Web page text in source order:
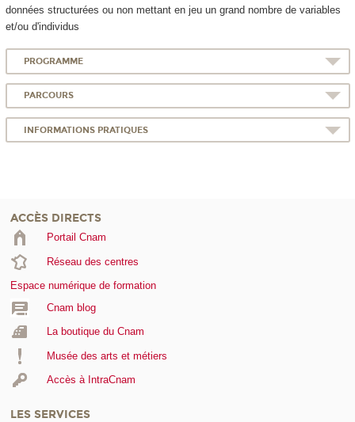
données structurées ou non mettant en jeu un grand nombre de variables
et/ou d'individus
PROGRAMME
PARCOURS
INFORMATIONS PRATIQUES
ACCÈS DIRECTS
Portail Cnam
Réseau des centres
Espace numérique de formation
Cnam blog
La boutique du Cnam
Musée des arts et métiers
Accès à IntraCnam
LES SERVICES